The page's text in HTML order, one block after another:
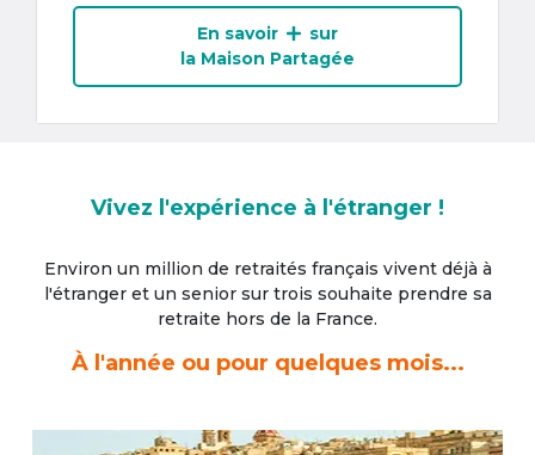
En savoir
sur
la Maison Partagée
Vivez l'expérience à l'étranger !
Environ un million de retraités français vivent déjà à
l'étrangeret un senior sur trois souhaite prendre sa
retraite hors de la France.
À l'année ou pour quelques mois...